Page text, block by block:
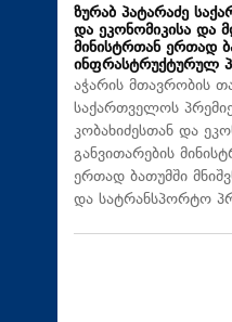
ზურაბ პატარაძე
და ეკონომიკისა და
მინისტრთან ერთად
ინფრასტრუქტურულ
აჭარის მთავრობის
საქართველოს
კობახიძესთან და
განვითარების
ერთად ბათუმში
და სატრანსპორტო